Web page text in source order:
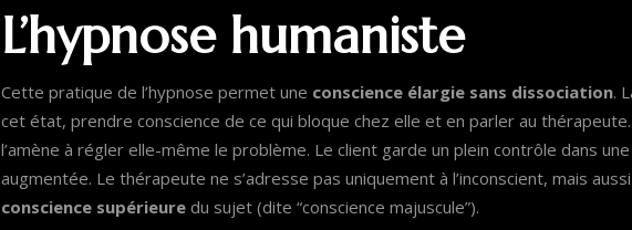
L’hypnose humaniste
Cette pratique de l’hypnose permet une conscience élargie sans dissociation.
cet état, prendre conscience de ce qui bloque chez elle et en parler au thérapeute.
l’amène à régler elle-même le problème. Le client garde un plein contrôle dans
augmentée. Le thérapeute ne s’adresse pas uniquement à l’inconscient, mais
conscience supérieure du sujet (dite “conscience majuscule”).